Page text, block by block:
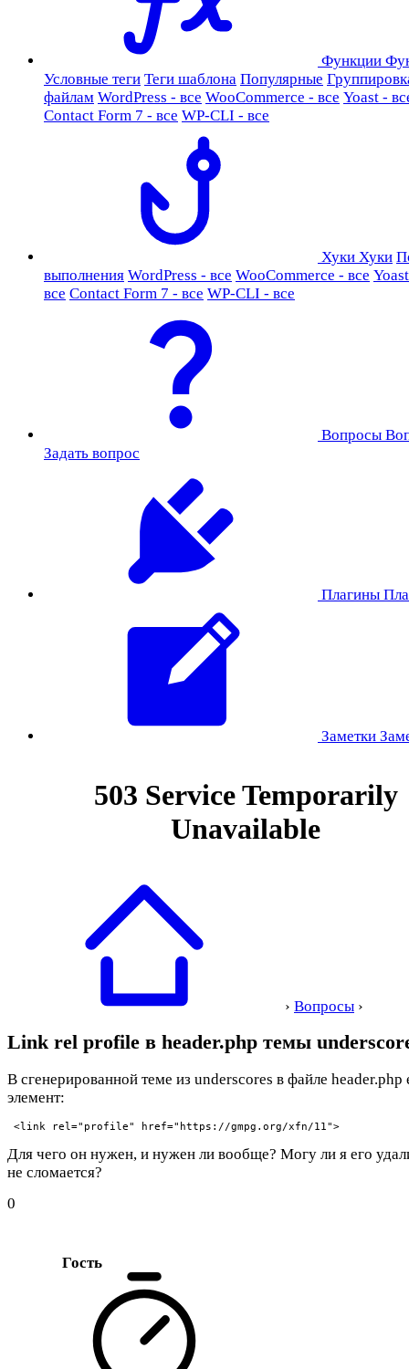
Функции
Условные теги Теги шаблона Популярные
файлам WordPress - все WooCommerce - все Yoast -
Contact Form 7 - все WP-CLI - все
Хуки Хуки
выполнения WordPress - все WooCommerce - все
все Contact Form 7 - все WP-CLI - все
Вопросы
Задать вопрос
Плагины
Заметки
› Вопросы ›
Link rel profile в header.php темы
В сгенерированной теме из underscores в файле header.php
элемент:
<link rel="profile" href="https://gmpg.org/xfn/11">
Для чего он нужен, и нужен ли вообще? Могу ли я его
не сломается?
0
Гость